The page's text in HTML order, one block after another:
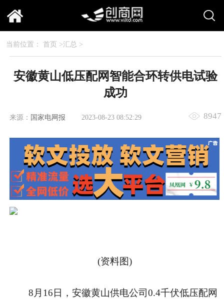
当前位置： 首页 >汇总 >
安徽黄山低压配网智能合环转供电试验
成功
来源： 国家电网报 2023-08-23 08:52:29 8947
(资料图)
8月16日，安徽黄山供电公司0.4千伏低压配网